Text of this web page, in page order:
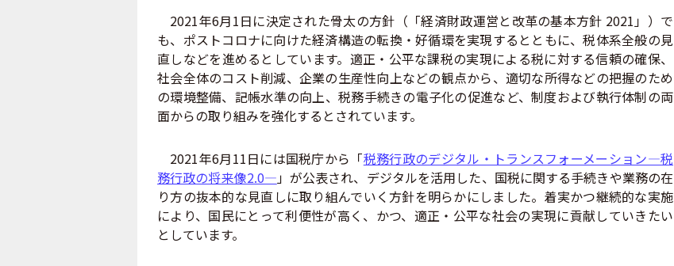
2021年6月1日に決定された骨太の方針（「経済財政運営と改革の基本方針 2021」）で
も、ポストコロナに向けた経済構造の転換・好循環を実現するとともに、税体系全般の見
直しなどを進めるとしています。適正・公平な課税の実現による税に対する信頼の確保、
社会全体のコスト削減、企業の生産性向上などの観点から、適切な所得などの把握のため
の環境整備、記帳水準の向上、税務手続きの電子化の促進など、制度および執行体制の両
面からの取り組みを強化するとされています。
2021年6月11日には国税庁から「税務行政のデジタル・トランスフォーメーション―税
務行政の将来像2.0― 」が公表され、デジタルを活用した、国税に関する手続きや業務の在
り方の抜本的な見直しに取り組んでいく方針を明らかにしました。着実かつ継続的な実施
により、国民にとって利便性が高く、かつ、適正・公平な社会の実現に貢献していきたい
としています。